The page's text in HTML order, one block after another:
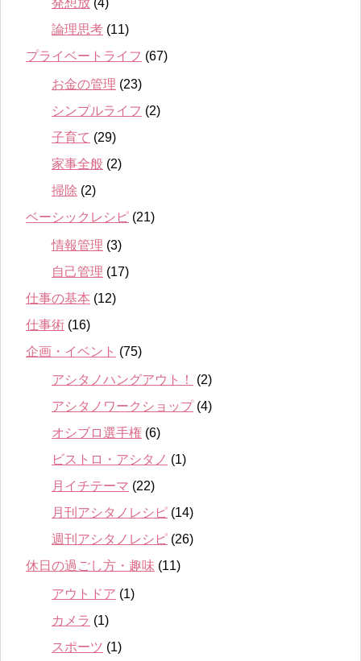
論理思考 (11)
プライベートライフ (67)
お金の管理 (23)
シンプルライフ (2)
子育て (29)
家事全般 (2)
掃除 (2)
ベーシックレシピ (21)
情報管理 (3)
自己管理 (17)
仕事の基本 (12)
仕事術 (16)
企画・イベント (75)
アシタノハングアウト！
(2)
アシタノワークショップ(4)
オシブロ選手権 (6)
ビストロ・アシタノ (1)
月イチテーマ (22)
月刊アシタノレシピ (14)
週刊アシタノレシピ (26)
休日の過ごし方・趣味 (11)
アウトドア (1)
カメラ (1)
スポーツ (1)